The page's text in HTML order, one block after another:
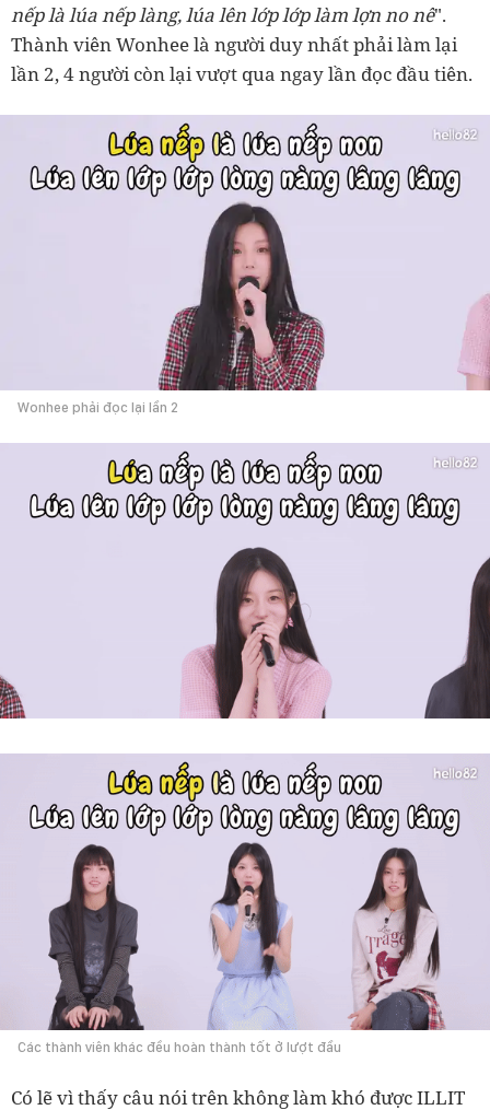
nếp là lúa nếp làng, lúa lên lớp lớp làm lợn no nê".
Thành viên Wonhee là người duy nhất phải làm lại
lần 2, 4 người còn lại vượt qua ngay lần đọc đầu tiên.
Wonhee phải đọc lại lần 2
Các thành viên khác đều hoàn thành tốt ở lượt đầu
Có lẽ vì thấy câu nói trên không làm khó được ILLIT